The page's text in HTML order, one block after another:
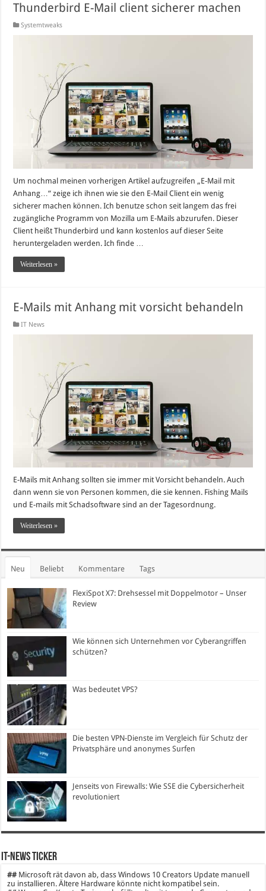
Thunderbird E-Mail client sicherer machen
Systemtweaks
Um nochmal meinen vorherigen Artikel aufzugreifen „E-Mail mit
Anhang…“ zeige ich ihnen wie sie den E-Mail Client ein wenig
sicherer machen können. Ich benutze schon seit langem das frei
zugängliche Programm von Mozilla um E-Mails abzurufen. Dieser
Client heißt Thunderbird und kann kostenlos auf dieser Seite
heruntergeladen werden. Ich finde …
Weiterlesen »
E-Mails mit Anhang mit vorsicht behandeln
IT News
E-Mails mit Anhang sollten sie immer mit Vorsicht behandeln. Auch
dann wenn sie von Personen kommen, die sie kennen. Fishing Mails
und E-mails mit Schadsoftware sind an der Tagesordnung.
Weiterlesen »
Neu Beliebt Kommentare Tags
FlexiSpot X7: Drehsessel mit Doppelmotor – Unser
Review
Wie können sich Unternehmen vor Cyberangriffen
schützen?
Was bedeutet VPS?
Die besten VPN-Dienste im Vergleich für Schutz der
Privatsphäre und anonymes Surfen
Jenseits von Firewalls: Wie SSE die Cybersicherheit
revolutioniert
IT-News Ticker
## Microsoft rät davon ab, dass Windows 10 Creators Update manuell
zu installieren. Ältere Hardware könnte nicht kompatibel sein.